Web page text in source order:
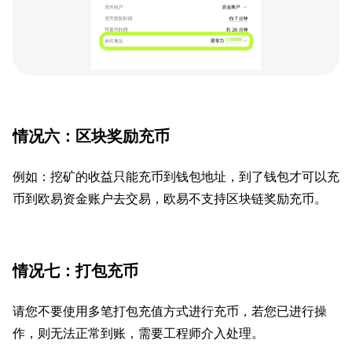
情况六：区块奖励充币
例如：挖矿的收益只能充币到钱包地址，到了钱包才可以充
币到欧易资金账户去交易，欧易不支持区块链奖励充币。
情况七：打包充币
请您不要使用多笔打包充值方式进行充币，若您已进行操
作，则无法正常到账，需要工程师介入处理。